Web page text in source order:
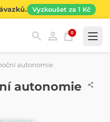
Vyzkoušet za 1 Kč
0
autonomie
autonomie